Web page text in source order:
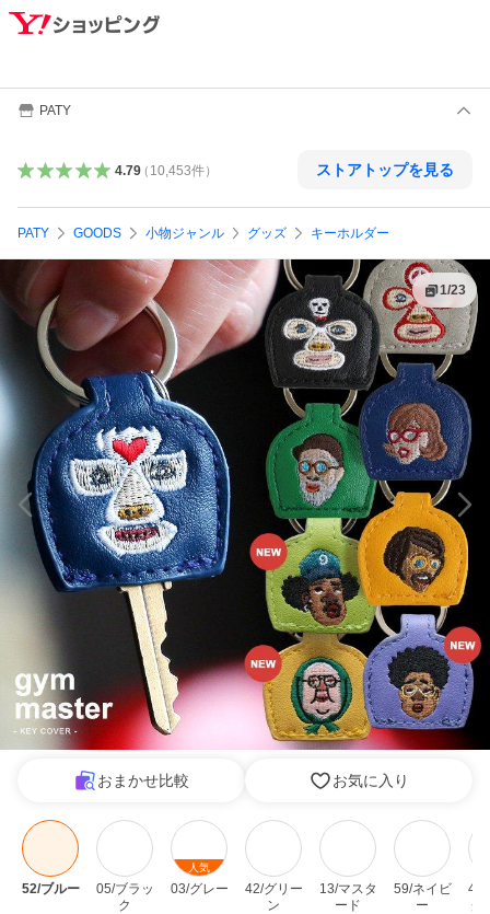
PATY
4.79（ 10,453件） ストアトップを見る
PATY GOODS 小物ジャンル グッズ キーホルダー
1/23
おまかせ比較 お気に入り
52/ブルー
05/ブラッ
ク
人気
03/グレー
42/グリー
ン
13/マスタ
ード
59/ネイビ
ー
41/
グ